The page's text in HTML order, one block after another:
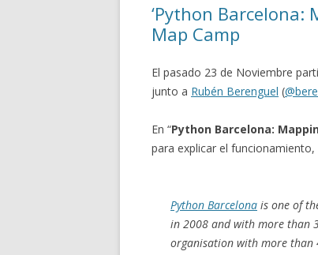
‘Python Barcelona:
Map Camp
El pasado 23 de Noviembre
junto a Rubén Berenguel (
En “Python Barcelona:
para explicar el
Python Barcelona is one of
in 2008 and with more than
organisation with more than